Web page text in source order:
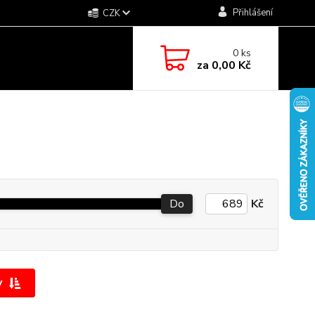
CZK Přihlášení
0ks
za 0,00 Kč
Do Kč